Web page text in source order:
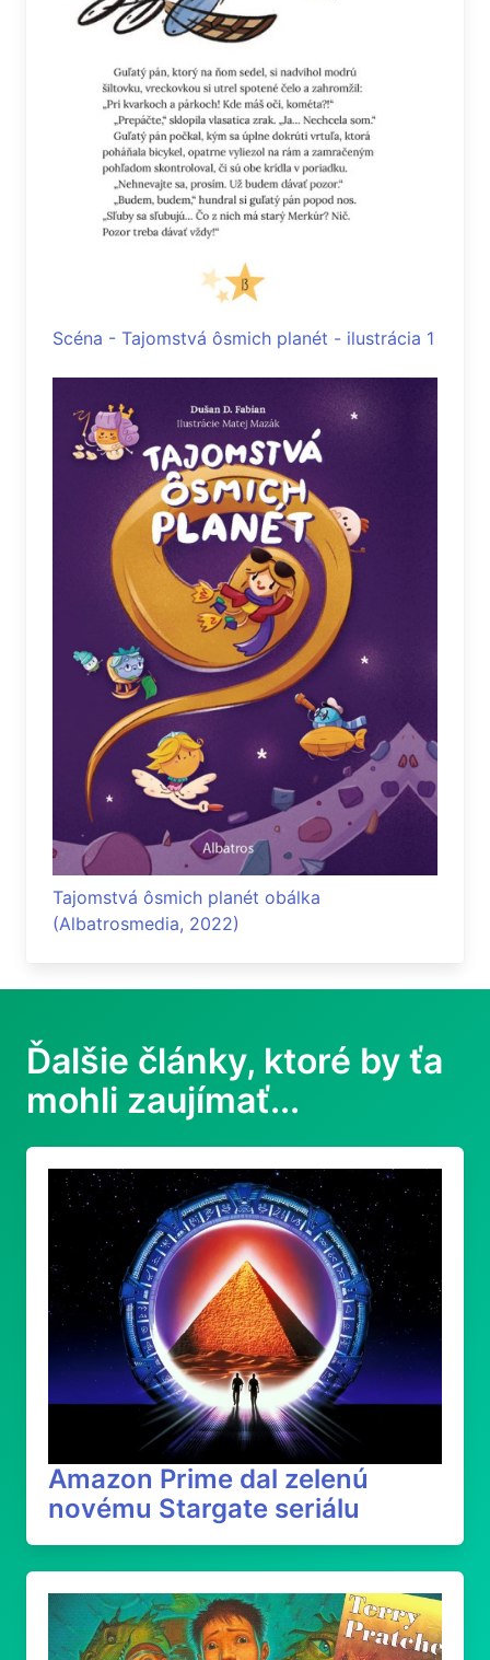
Scéna - Tajomstvá ôsmich planét - ilustrácia 1
Tajomstvá ôsmich planét obálka
(Albatrosmedia, 2022)
Ďalšie články, ktoré by ťa
mohli zaujímať...
Amazon Prime dal zelenú
novému Stargate seriálu